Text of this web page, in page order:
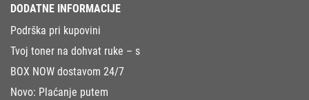
DODATNE INFORMACIJE
Podrška pri kupovini
Tvoj toner na dohvat ruke – s
BOX NOW dostavom 24/7
Novo: Plaćanje putem